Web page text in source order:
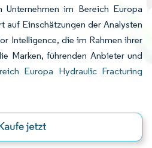
Unternehmen im Bereich Europa
auf Einschätzungen der Analysten
Intelligence, die im Rahmen ihrer
Marken, führenden Anbieter und
Europa Hydraulic Fracturing